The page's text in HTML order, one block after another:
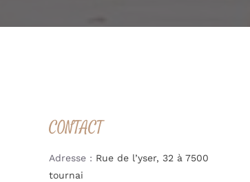
CONTACT
Adresse : Rue de l’yser, 32 à 7500
tournai